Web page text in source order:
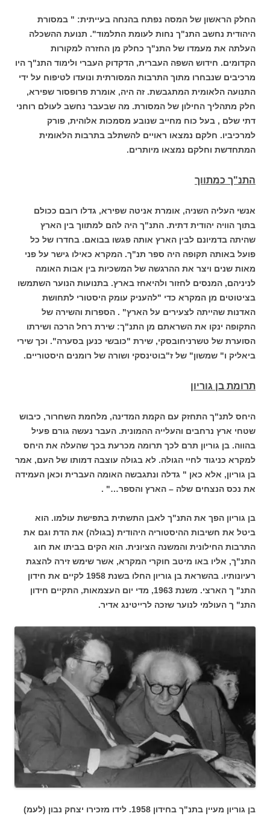
החלק הראשון של המסה נפתח בהנחה בעייתית: " במסורת
היהודית נחשב התנ"ך נחות לעומת התלמוד". תנועת ההשכלה
העלתה את מעמדו של התנ"ך כחלק מן החזרה למקורות
הקדומים. חידוש השפה העברית, הדקדוק העברי ולימוד התנ"ך היו
מרכיבים שנבחרו מתוך התרבות המסורתית ונועדו לטיפוח על ידי
התנועה הלאומית המתגבשת. זה היה, אומרת פרופסור שפירא,
חלק מתהליך החילון של המסורת. מה שבעבר נחשב לעולם רוחני
דתי שלם , בעל כוח מחייב שנובע מסמכות אלוהית, פורק
למרכיביו. חלקם נמצאו ראויים להשתלב בתרבות הלאומית
המתחדשת וחלקם נמצאו מיותרים.
התנ"ך כמתווך
אנשי העליה השניה, אומרת אניטה שפירא, גדלו רובם ככולם
בתוך הוויה יהודית דתית. התנ"ך היה להם למתווך בין הארץ
שהיתה בדמיונם לבין הארץ אותה פגשו בבואם. בחדרו של כל
פועל באותה תקופה היה ספר תנ"ך. המקרא כאילו גישר על פני
מאות שנים ויצר את ההרגשה של המשכיות בין אבות האומה
לניניהם, המנסים לחזור ולהיאחז בארץ. בתנועות הנוער השתמשו
בציטוטים מן המקרא כדי "להעניק עומק היסטורי לתחושת
האדנות שהייתה לצעירים על הארץ" . הספרות והשירה של
התקופה ינקו את השראתם מן התנ"ך: שירת רחל הרכה ושירתו
הסוערת של טשרניחובסקי, שירת "כובשי כנען בסערה". וכך שירי
ביאליק ו" שמשון" של ז"בוטינסקי ושורה של רומנים היסטוריים.
תרומת בן גוריון
היחס לתנ"ך התחזק עם הקמת המדינה, מלחמת השחרור, כיבוש
שטחי ארץ נרחבים והעלייה ההמונית. העבר נעשה גורם פעיל
בהווה. בן גוריון תרם לכך תרומה מכרעת בכך שהעלה את היחס
למקרא כניגוד לחיי הגולה. לא בגולה עוצבה דמותו של העם, אמר
בן גוריון, אלא כאן " גדלה ונתגבשה האומה העברית וכאן העמידה
את נכס הנצחים שלה – הארץ והספר…" .
בן גוריון הפך את התנ"ך לאבן התשתית בתפישת עולמו. הוא
ביטל את חשיבות ההיסטוריה היהודית (בגולה) את הדת וגם את
התרבות החילונית והמשנה הציונית. הוא הקים בביתו את חוג
התנ"ך, אליו באו מיטב חוקרי המקרא, אשר שימש זירה להצגת
רעיונותיו. בהשראת בן גוריון החלו בשנת 1958 לקיים את חידון
התנ" ך הארצי. משנת 1963, מדי יום העצמאות, התקיים חידון
התנ" ך העולמי לנוער שזכה לרייטינג אדיר.
בן גוריון מעיין בתנ"ך בחידון 1958. לידו מזכירו יצחק נבון (לעמ)